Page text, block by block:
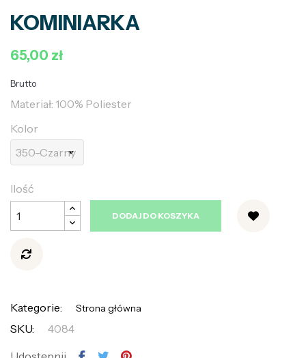
KOMINIARKA
65,00 zł
Brutto
Materiał: 100% Poliester
Kolor
Ilość
DODAJ DO KOSZYKA
Kategorie: Strona główna
SKU:
4084